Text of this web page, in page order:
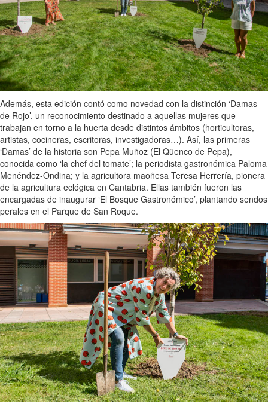
Además, esta edición contó como novedad con la distinción ‘Damas
de Rojo’, un reconocimiento destinado a aquellas mujeres que
trabajan en torno a la huerta desde distintos ámbitos (horticultoras,
artistas, cocineras, escritoras, investigadoras…). Así, las primeras
‘Damas’ de la historia son Pepa Muñoz (El Qüenco de Pepa),
conocida como ‘la chef del tomate’; la periodista gastronómica Paloma
Menéndez-Ondina; y la agricultora maoñesa Teresa Herrería, pionera
de la agricultura eclógica en Cantabria. Ellas también fueron las
encargadas de inaugurar ‘El Bosque Gastronómico’, plantando sendos
perales en el Parque de San Roque.